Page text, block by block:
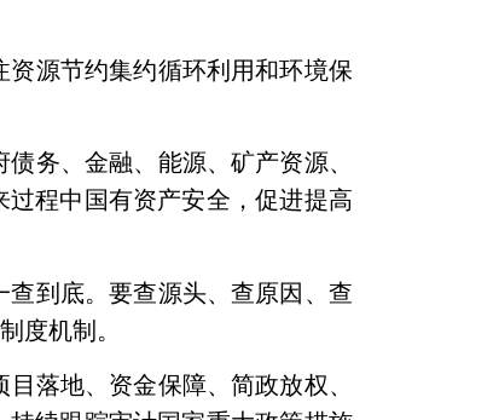
源节约集约循环利用和环境保
务、金融、能源、矿产资源、
程中国有资产安全，促进提高
到底。要查源头、查原因、查
度机制。
落地、资金保障、简政放权、